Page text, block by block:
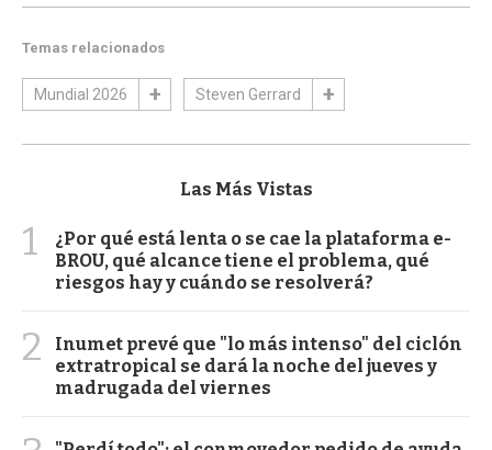
Temas relacionados
Mundial 2026 Steven Gerrard
Las Más Vistas
1
¿Por qué está lenta o se cae la plataforma e-
BROU, qué alcance tiene el problema, qué
riesgos hay y cuándo se resolverá?
2
Inumet prevé que "lo más intenso" del ciclón
extratropical se dará la noche del jueves y
madrugada del viernes